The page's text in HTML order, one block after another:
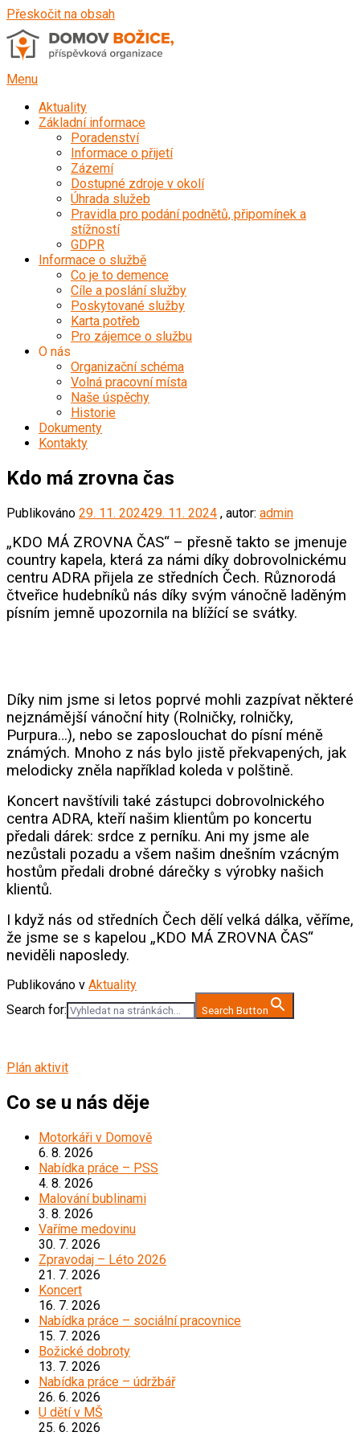
Přeskočit na obsah
Menu
Aktuality
Základní informace
Poradenství
Informace o přijetí
Zázemí
Dostupné zdroje v okolí
Úhrada služeb
Pravidla pro podání podnětů, připomínek a
stížností
GDPR
Informace o službě
Co je to demence
Cíle a poslání služby
Poskytované služby
Karta potřeb
Pro zájemce o službu
O nás
Organizační schéma
Volná pracovní místa
Naše úspěchy
Historie
Dokumenty
Kontakty
Kdo má zrovna čas
Publikováno 29. 11. 202429. 11. 2024 , autor: admin
„KDO MÁ ZROVNA ČAS“ – přesně takto se jmenuje
country kapela, která za námi díky dobrovolnickému
centru ADRA přijela ze středních Čech. Různorodá
čtveřice hudebníků nás díky svým vánočně laděným
písním jemně upozornila na blížící se svátky.
Díky nim jsme si letos poprvé mohli zazpívat některé
nejznámější vánoční hity (Rolničky, rolničky,
Purpura…), nebo se zaposlouchat do písní méně
známých. Mnoho z nás bylo jistě překvapených, jak
melodicky zněla například koleda v polštině.
Koncert navštívili také zástupci dobrovolnického
centra ADRA, kteří našim klientům po koncertu
předali dárek: srdce z perníku. Ani my jsme ale
nezůstali pozadu a všem našim dnešním vzácným
hostům předali drobné dárečky s výrobky našich
klientů.
I když nás od středních Čech dělí velká dálka, věříme,
že jsme se s kapelou „KDO MÁ ZROVNA ČAS“
neviděli naposledy.
Publikováno v Aktuality
Search for:
Search Button
Plán aktivit
Co se u nás děje
Motorkáři v Domově
6. 8. 2026
Nabídka práce – PSS
4. 8. 2026
Malování bublinami
3. 8. 2026
Vaříme medovinu
30. 7. 2026
Zpravodaj – Léto 2026
21. 7. 2026
Koncert
16. 7. 2026
Nabídka práce – sociální pracovnice
15. 7. 2026
Božické dobroty
13. 7. 2026
Nabídka práce – údržbář
26. 6. 2026
U dětí v MŠ
25. 6. 2026